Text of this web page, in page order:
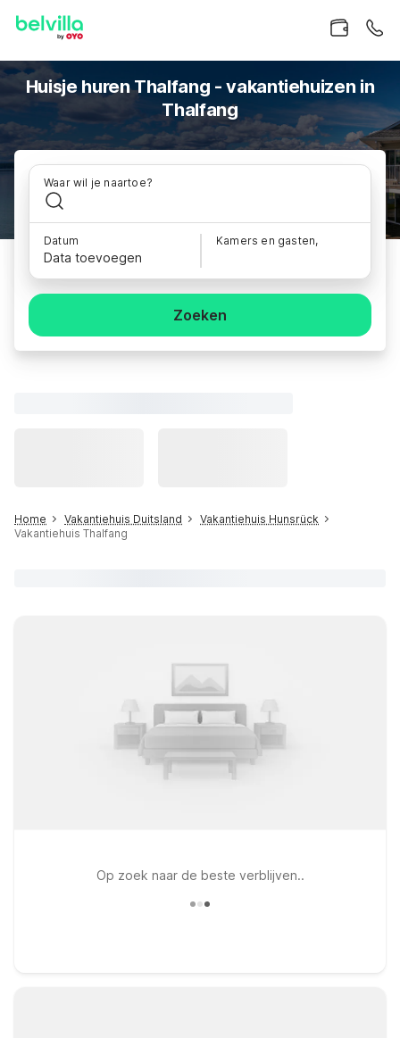
Huisje huren Thalfang - vakantiehuizen in
Thalfang
Waar wil je naartoe?
Datum
Data toevoegen
Kamers en gasten,
Zoeken
Home Vakantiehuis Duitsland
Vakantiehuis Hunsrück
Vakantiehuis Thalfang
Op zoek naar de beste verblijven..